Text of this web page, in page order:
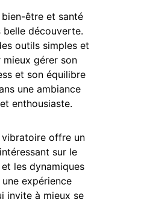
bien-être et santé
découverte.
outils simples et
gérer son
et son équilibre
une ambiance
enthousiaste.
offre un
sur le
les dynamiques
expérience
invite à mieux se